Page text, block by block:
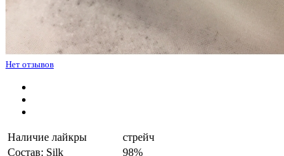
Нет отзывов
Наличие лайкры
стрейч
Состав: Silk
98%